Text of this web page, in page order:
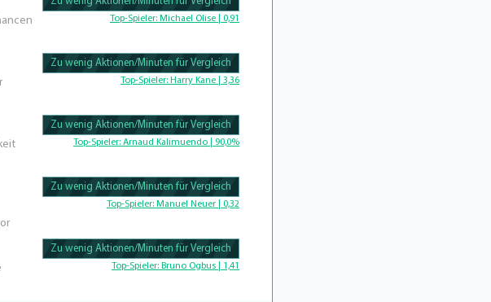
100.625% Complete
Top-Spieler: Michael Olise | 0,91
100.46296296296% Complete
Zu wenig Aktionen/Minuten für Vergleich
Top-Spieler: Harry Kane | 3,36
100.42735042735% Complete
Zu wenig Aktionen/Minuten für Vergleich
Top-Spieler: Arnaud Kalimuendo | 90,0%
100.56497175141% Complete
Zu wenig Aktionen/Minuten für Vergleich
Top-Spieler: Manuel Neuer | 0,32
100.46728971963% Complete
Zu wenig Aktionen/Minuten für Vergleich
Top-Spieler: Bruno Ogbus | 1,41